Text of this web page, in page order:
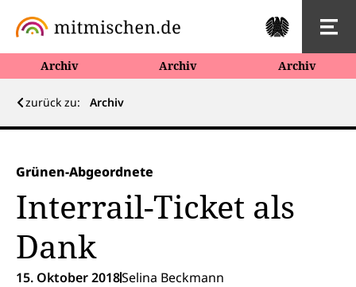
Archiv Archiv Archiv
zurück zu: Archiv
Grünen-Abgeordnete
Interrail-Ticket als
Dank
15. Oktober 2018Selina Beckmann